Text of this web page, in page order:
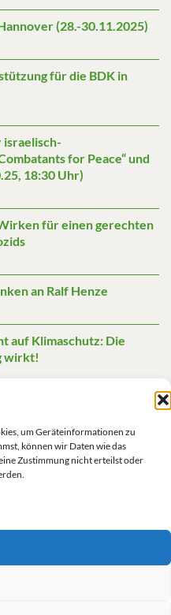
um Geräteinformationen zu
können wir Daten wie das
Zustimmung nicht erteilst oder
(28.-30.11.2025)
für die BDK in
for Peace“ und
18:30 Uhr)
für einen gerechten
an Ralf Henze
auf Klimaschutz: Die
wirkt!